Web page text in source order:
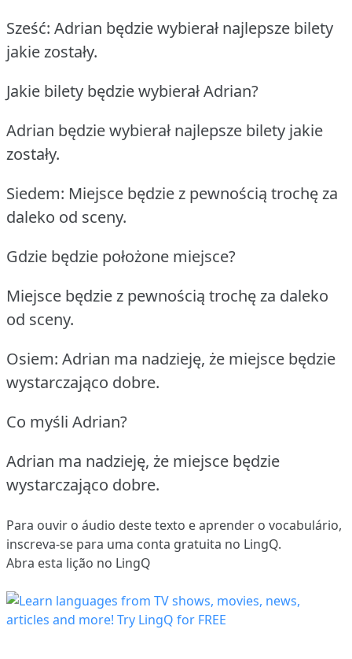
Sześć: Adrian będzie wybierał najlepsze bilety
jakie zostały.
Jakie bilety będzie wybierał Adrian?
Adrian będzie wybierał najlepsze bilety jakie
zostały.
Siedem: Miejsce będzie z pewnością trochę za
daleko od sceny.
Gdzie będzie położone miejsce?
Miejsce będzie z pewnością trochę za daleko
od sceny.
Osiem: Adrian ma nadzieję, że miejsce będzie
wystarczająco dobre.
Co myśli Adrian?
Adrian ma nadzieję, że miejsce będzie
wystarczająco dobre.
Para ouvir o áudio deste texto e aprender o vocabulário,
inscreva-se para uma conta gratuita no LingQ.
Abra esta lição no LingQ